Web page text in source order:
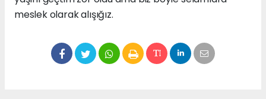
meslek olarak alışığız.